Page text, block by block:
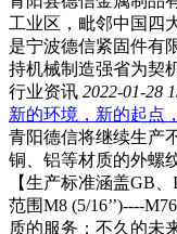
工业区，毗邻中国四
是宁波德信紧固件有
持机械制造强省为契
行业资讯 2022-01-28
新的环境，新的起点
青阳德信将继续生产
铜、铝等材质的外螺
【生产标准涵盖GB
范围M8 (5/16’’)----
质的服务；不久的未